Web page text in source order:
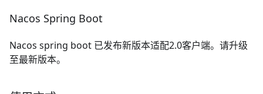
Nacos Spring Boot
Nacos spring boot 已发布新版本适配2.0客户端。请升级
至最新版本。